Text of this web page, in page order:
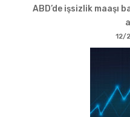
ABD’de işsizlik maaşı
12/